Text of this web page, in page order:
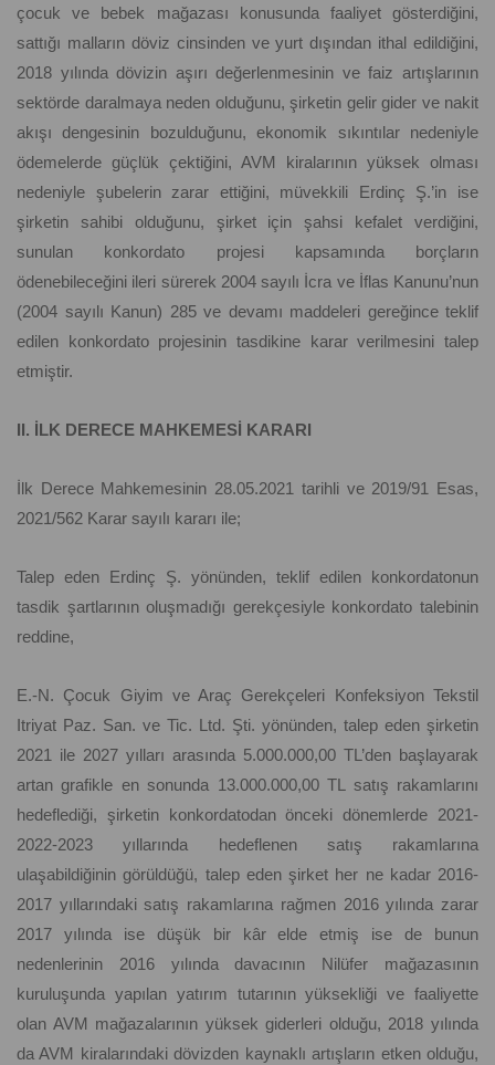
çocuk ve bebek mağazası konusunda faaliyet gösterdiğini,
sattığı malların döviz cinsinden ve yurt dışından ithal edildiğini,
2018 yılında dövizin aşırı değerlenmesinin ve faiz artışlarının
sektörde daralmaya neden olduğunu, şirketin gelir gider ve nakit
akışı dengesinin bozulduğunu, ekonomik sıkıntılar nedeniyle
ödemelerde güçlük çektiğini, AVM kiralarının yüksek olması
nedeniyle şubelerin zarar ettiğini, müvekkili Erdinç Ş.’in ise
şirketin sahibi olduğunu, şirket için şahsi kefalet verdiğini,
sunulan konkordato projesi kapsamında borçların
ödenebileceğini ileri sürerek 2004 sayılı İcra ve İflas Kanunu’nun
(2004 sayılı Kanun) 285 ve devamı maddeleri gereğince teklif
edilen konkordato projesinin tasdikine karar verilmesini talep
etmiştir.
II. İLK DERECE MAHKEMESİ KARARI
İlk Derece Mahkemesinin 28.05.2021 tarihli ve 2019/91 Esas,
2021/562 Karar sayılı kararı ile;
Talep eden Erdinç Ş. yönünden, teklif edilen konkordatonun
tasdik şartlarının oluşmadığı gerekçesiyle konkordato talebinin
reddine,
E.-N. Çocuk Giyim ve Araç Gerekçeleri Konfeksiyon Tekstil
Itriyat Paz. San. ve Tic. Ltd. Şti. yönünden, talep eden şirketin
2021 ile 2027 yılları arasında 5.000.000,00 TL’den başlayarak
artan grafikle en sonunda 13.000.000,00 TL satış rakamlarını
hedeflediği, şirketin konkordatodan önceki dönemlerde 2021-
2022-2023 yıllarında hedeflenen satış rakamlarına
ulaşabildiğinin görüldüğü, talep eden şirket her ne kadar 2016-
2017 yıllarındaki satış rakamlarına rağmen 2016 yılında zarar
2017 yılında ise düşük bir kâr elde etmiş ise de bunun
nedenlerinin 2016 yılında davacının Nilüfer mağazasının
kuruluşunda yapılan yatırım tutarının yüksekliği ve faaliyette
olan AVM mağazalarının yüksek giderleri olduğu, 2018 yılında
da AVM kiralarındaki dövizden kaynaklı artışların etken olduğu,